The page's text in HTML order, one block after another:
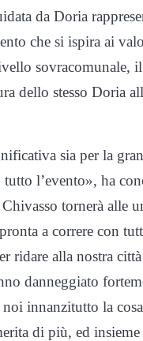
da Doria
che si ispira ai
sovracomunale,
dello stesso Doria
sia per la
l’evento», ha
tornerà alle
a correre con
ridare alla nostra
danneggiato
innanzitutto la
di più, ed